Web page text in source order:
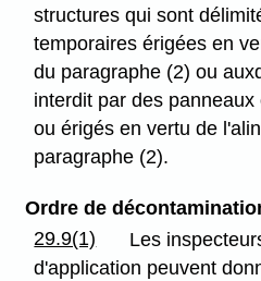
structures qui sont
temporaires érigées en
du paragraphe (2) ou
interdit par des
ou érigés en vertu de
paragraphe (2).
Ordre de
29.9(1)
Les
d'application peuvent